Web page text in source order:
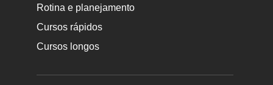
Rotina e planejamento
Cursos rápidos
Cursos longos